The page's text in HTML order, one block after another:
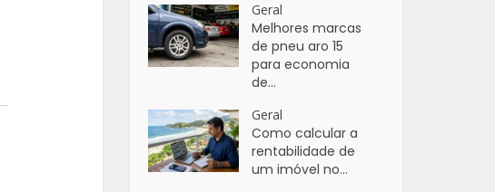
Geral
Melhores marcas
de pneu aro 15
para economia
de...
Geral
Como calcular a
rentabilidade de
um imóvel no...